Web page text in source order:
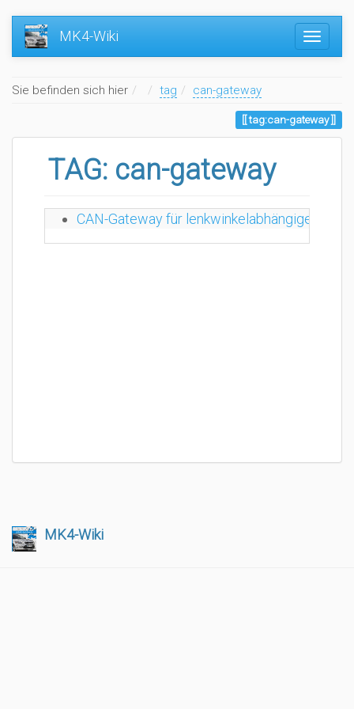
MK4-Wiki
Sie befinden sich hier Home
tag can-gateway
tag:can-gateway
TAG: can-gateway
CAN-Gateway für lenkwinkelabhängige
MK4-Wiki